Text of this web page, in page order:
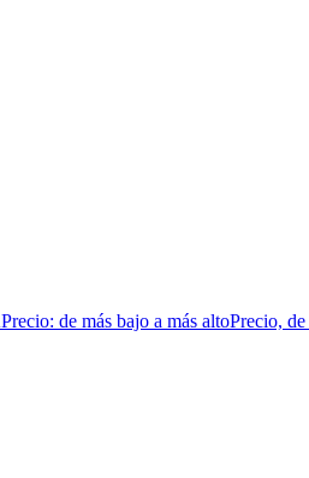
Precio: de más bajo a más altoPrecio,